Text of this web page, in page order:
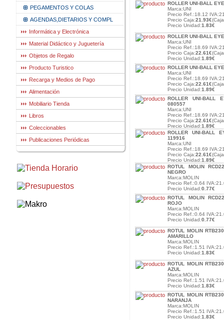
PEGAMENTOS Y COLAS
AGENDAS,DIETARIOS Y COMPL
Informática y Electrónica
Material Didáctico y Juguetería
Objetos de Regalo
Producto Turistico
Recarga y Medios de Pago
Alimentación
Mobiliario Tienda
Libros
Coleccionables
Publicaciones Periódicas
ROLLER UNI-BALL
Marca:UNI
Precio Ref.:18.12
Precio Caja:21.93€
Precio Unidad:1.83€
ROLLER UNI-BALL
Marca:UNI
Precio Ref.:18.69
Precio Caja:22.61€
Precio Unidad:1.89€
ROLLER UNI-BALL
Marca:UNI
Precio Ref.:18.69
Precio Caja:22.61€
Precio Unidad:1.89€
ROLLER UNI-BALL
080557
Marca:UNI
Precio Ref.:18.69
Precio Caja:22.61€
Precio Unidad:1.89€
ROLLER UNI-BALL
119916
Marca:UNI
Precio Ref.:18.69
Precio Caja:22.61€
Precio Unidad:1.89€
ROTUL MOLIN
NEGRO
Marca:MOLIN
Precio Ref.:0.64
Precio Unidad:0.77€
ROTUL MOLIN
ROJO
Marca:MOLIN
Precio Ref.:0.64
Precio Unidad:0.77€
ROTUL MOLIN
AMARILLO
Marca:MOLIN
Precio Ref.:1.51
Precio Unidad:1.83€
ROTUL MOLIN
AZUL
Marca:MOLIN
Precio Ref.:1.51
Precio Unidad:1.83€
ROTUL MOLIN
NARANJA
Marca:MOLIN
Precio Ref.:1.51
Precio Unidad:1.83€